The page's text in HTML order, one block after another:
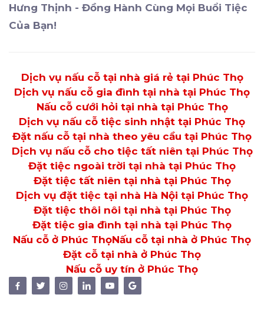
Hưng Thịnh - Đồng Hành Cùng Mọi Buổi Tiệc
Của Bạn!
Dịch vụ nấu cỗ tại nhà giá rẻ tại Phúc Thọ
Dịch vụ nấu cỗ gia đình tại nhà tại Phúc Thọ
Nấu cỗ cưới hỏi tại nhà tại Phúc Thọ
Dịch vụ nấu cỗ tiệc sinh nhật tại Phúc Thọ
Đặt nấu cỗ tại nhà theo yêu cầu tại Phúc Thọ
Dịch vụ nấu cỗ cho tiệc tất niên tại Phúc Thọ
Đặt tiệc ngoài trời tại nhà tại Phúc Thọ
Đặt tiệc tất niên tại nhà tại Phúc Thọ
Dịch vụ đặt tiệc tại nhà Hà Nội tại Phúc Thọ
Đặt tiệc thôi nôi tại nhà tại Phúc Thọ
Đặt tiệc gia đình tại nhà tại Phúc Thọ
Nấu cỗ ở Phúc ThọNấu cỗ tại nhà ở Phúc Thọ
Đặt cỗ tại nhà ở Phúc Thọ
Nấu cỗ uy tín ở Phúc Thọ